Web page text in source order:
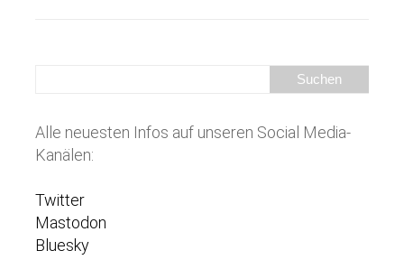
Alle neuesten Infos auf unseren Social Media-
Kanälen:
Twitter
Mastodon
Bluesky